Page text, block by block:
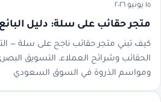
١٥ يونيو ٢٠٢٦
متجر حقائب على سلة: دليل البائع 2026
كيف تبني متجر حقائب ناجح على سلة —
الحقائب وشرائح العملاء، التسويق
ومواسم الذروة في السوق السعودي